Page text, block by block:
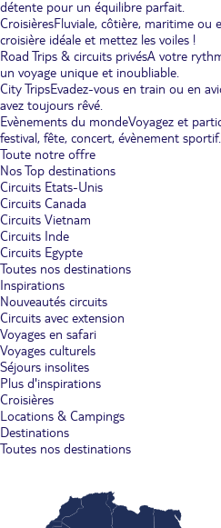
détente pour un équilibre parfait.
CroisièresFluviale, côtière, maritime ou
croisière idéale et mettez les voiles !
Road Trips & circuits privésA votre
un voyage unique et inoubliable.
City TripsEvadez-vous en train ou en
avez toujours rêvé.
Evènements du mondeVoyagez et
festival, fête, concert, évènement
Toute notre offre
Nos Top destinations
Circuits Etats-Unis
Circuits Canada
Circuits Vietnam
Circuits Inde
Circuits Egypte
Toutes nos destinations
Inspirations
Nouveautés circuits
Circuits avec extension
Voyages en safari
Voyages culturels
Séjours insolites
Plus d'inspirations
Croisières
Locations & Campings
Destinations
Toutes nos destinations